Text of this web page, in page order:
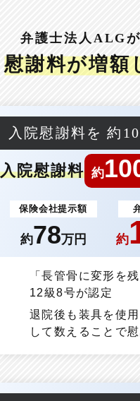
弁護士法人ALG
慰謝料が増額
入院慰謝料を 約
入院慰謝料 約
保険会社提示額
約78万円 約
「長管骨に変形を
12級8号が認定
退院後も装具を使
して数えることで